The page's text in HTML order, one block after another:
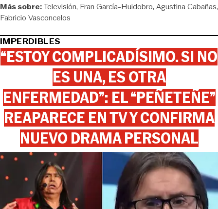
Más sobre:Televisión Fran García-Huidobro Agustina Cabañas
Fabricio Vasconcelos
IMPERDIBLES
“ESTOY COMPLICADÍSIMO. SI NO
ES UNA, ES OTRA
ENFERMEDAD”: EL “PEÑETEÑE”
REAPARECE EN TV Y CONFIRMA
NUEVO DRAMA PERSONAL